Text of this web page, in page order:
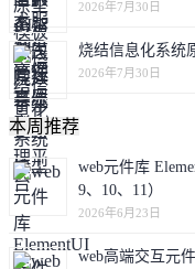
2026年7月30日
烧结信息化系统
2026年7月30日
本周推荐
web元件库
9、10、11）
2026年6月23日
web高端交互元